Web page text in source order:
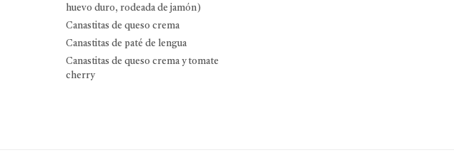
huevo duro, rodeada de jamón)
Canastitas de queso crema
Canastitas de paté de lengua
Canastitas de queso crema y tomate
cherry